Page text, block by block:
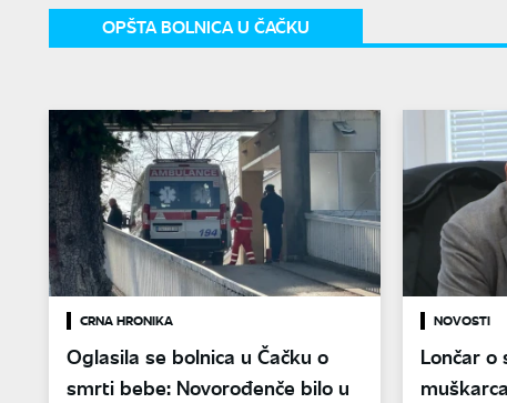
OPŠTA BOLNICA U ČAČKU
CRNA HRONIKA
Oglasila se bolnica u Čačku o
smrti bebe: Novorođenče bilo u
NOVOSTI
Lončar o